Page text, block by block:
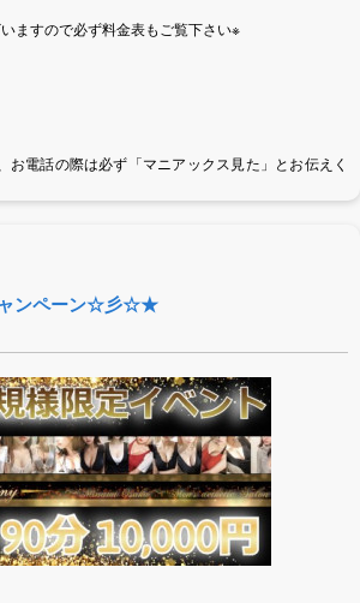
ますので必ず料金表もご覧下さい※
お電話の際は必ず「マニアックス見た」とお伝えく
ンペーン☆彡☆★